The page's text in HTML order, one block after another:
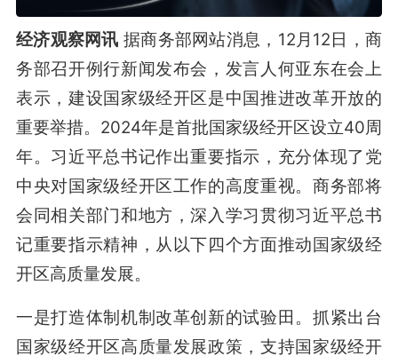
经济观察网讯 据商务部网站消息，12月12日，商
务部召开例行新闻发布会，发言人何亚东在会上
表示，建设国家级经开区是中国推进改革开放的
重要举措。2024年是首批国家级经开区设立40周
年。习近平总书记作出重要指示，充分体现了党
中央对国家级经开区工作的高度重视。商务部将
会同相关部门和地方，深入学习贯彻习近平总书
记重要指示精神，从以下四个方面推动国家级经
开区高质量发展。
一是打造体制机制改革创新的试验田。抓紧出台
国家级经开区高质量发展政策，支持国家级经开